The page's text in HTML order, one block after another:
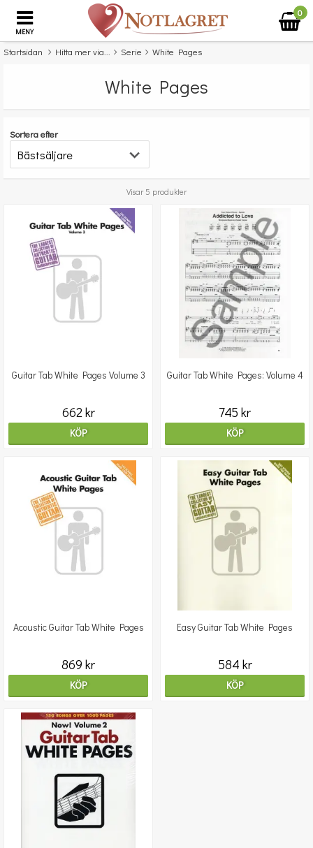
MENY
0
Startsidan Hitta mer via... Serie White Pages
White Pages
Sortera efter
Visar 5 produkter
Guitar Tab White Pages Volume 3
662 kr
KÖP
Guitar Tab White Pages: Volume 4
745 kr
KÖP
Acoustic Guitar Tab White Pages
869 kr
KÖP
Easy Guitar Tab White Pages
584 kr
KÖP